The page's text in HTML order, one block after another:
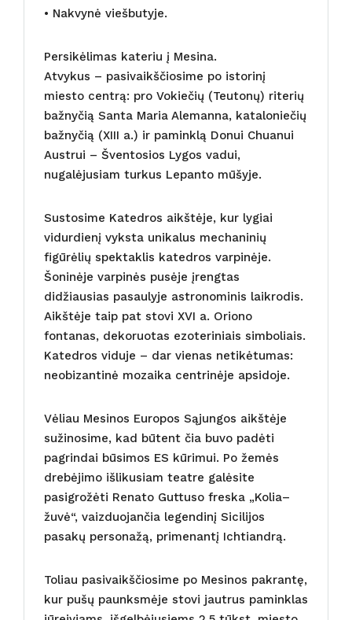
• Nakvynė viešbutyje.
Persikėlimas kateriu į Mesina.
Atvykus – pasivaikščiosime po istorinį
miesto centrą: pro Vokiečių (Teutonų) riterių
bažnyčią Santa Maria Alemanna, kataloniečių
bažnyčią (XIII a.) ir paminklą Donui Chuanui
Austrui – Šventosios Lygos vadui,
nugalėjusiam turkus Lepanto mūšyje.
Sustosime Katedros aikštėje, kur lygiai
vidurdienį vyksta unikalus mechaninių
figūrėlių spektaklis katedros varpinėje.
Šoninėje varpinės pusėje įrengtas
didžiausias pasaulyje astronominis laikrodis.
Aikštėje taip pat stovi XVI a. Oriono
fontanas, dekoruotas ezoteriniais simboliais.
Katedros viduje – dar vienas netikėtumas:
neobizantinė mozaika centrinėje apsidoje.
Vėliau Mesinos Europos Sąjungos aikštėje
sužinosime, kad būtent čia buvo padėti
pagrindai būsimos ES kūrimui. Po žemės
drebėjimo išlikusiam teatre galėsite
pasigrožėti Renato Guttuso freska „Kolia–
žuvė“, vaizduojančia legendinį Sicilijos
pasakų personažą, primenantį Ichtiandrą.
Toliau pasivaikščiosime po Mesinos pakrantę,
kur pušų paunksmėje stovi jautrus paminklas